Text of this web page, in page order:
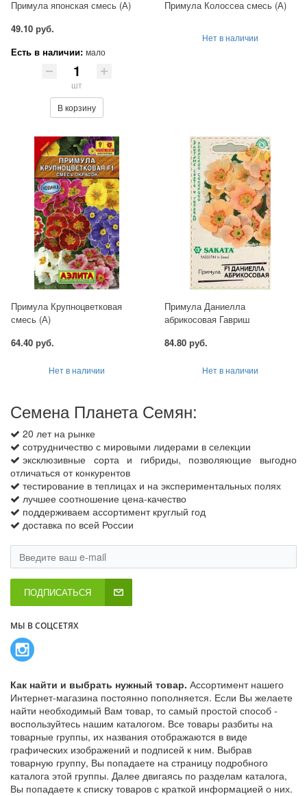
Примула японская смесь (А)
49.10 руб.
Есть в наличии: мало
шт
В корзину
Примула Колоссеа смесь (А)
Нет в наличии
Примула Крупноцветковая
смесь (А)
64.40 руб.
Нет в наличии
Примула Даниелла
абрикосовая Гавриш
84.80 руб.
Нет в наличии
Семена Планета Семян:
20 лет на рынке
сотрудничество с мировыми лидерами в селекции
эксклюзивные сорта и гибриды, позволяющие выгодно
отличаться от конкурентов
тестирование в теплицах и на экспериментальных полях
лучшее соотношение цена-качество
поддерживаем ассортимент круглый год
доставка по всей России
ПОДПИСАТЬСЯ
МЫ В СОЦСЕТЯХ
Как найти и выбрать нужный товар. Ассортимент нашего
Интернет-магазина постоянно пополняется. Если Вы желаете
найти необходимый Вам товар, то самый простой способ -
воспользуйтесь нашим каталогом. Все товары разбиты на
товарные группы, их названия отображаются в виде
графических изображений и подписей к ним. Выбрав
товарную группу, Вы попадаете на страницу подробного
каталога этой группы. Далее двигаясь по разделам каталога,
Вы попадаете к списку товаров с краткой информацией о них.